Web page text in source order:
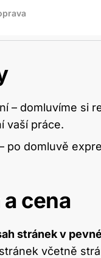
– domluvíme si
vaší práce.
po domluvě
a cena
stránek v
včetně